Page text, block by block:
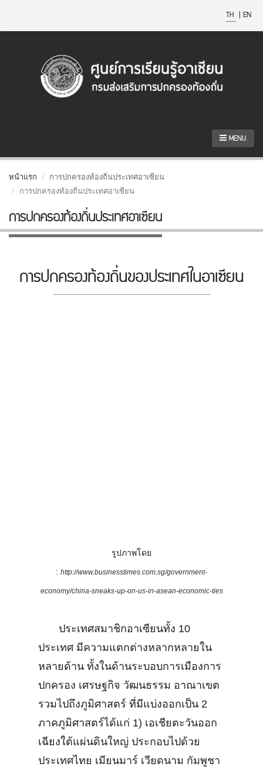
TH | EN
MENU
หน้าแรก
การปกครองท้องถิ่นประเทศอาเซียน
การปกครองท้องถิ่นประเทศอาเซียน
การปกครองท้องถิ่นประเทศอาเซียน
การปกครองท้องถิ่นของประเทศในอาเซียน
รูปภาพโดย
: http://www.businesstimes.com.sg/government-
economy/china-sneaks-up-on-us-in-asean-economic-ties
ประเทศสมาชิกอาเซียนทั้ง 10
ประเทศ มีความแตกต่างหลากหลายใน
หลายด้าน ทั้งในด้านระบอบการเมืองการ
ปกครอง เศรษฐกิจ วัฒนธรรม อาณาเขต
รวมไปถึงภูมิศาสตร์ ที่มีแบ่งออกเป็น 2
ภาคภูมิศาสตร์ได้แก่ 1) เอเชียตะวันออก
เฉียงใต้แผ่นดินใหญ่ ประกอบไปด้วย
ประเทศไทย เมียนมาร์ เวียดนาม กัมพูชา